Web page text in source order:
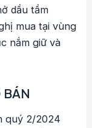
dầu tầm
mua tại vùng
nắm giữ và
BÁN
quý 2/2024